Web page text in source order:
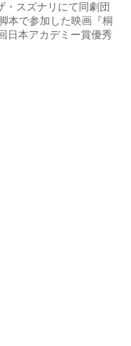
・スズナリにて同劇団
本で参加した映画『桐
日本アカデミー賞優秀